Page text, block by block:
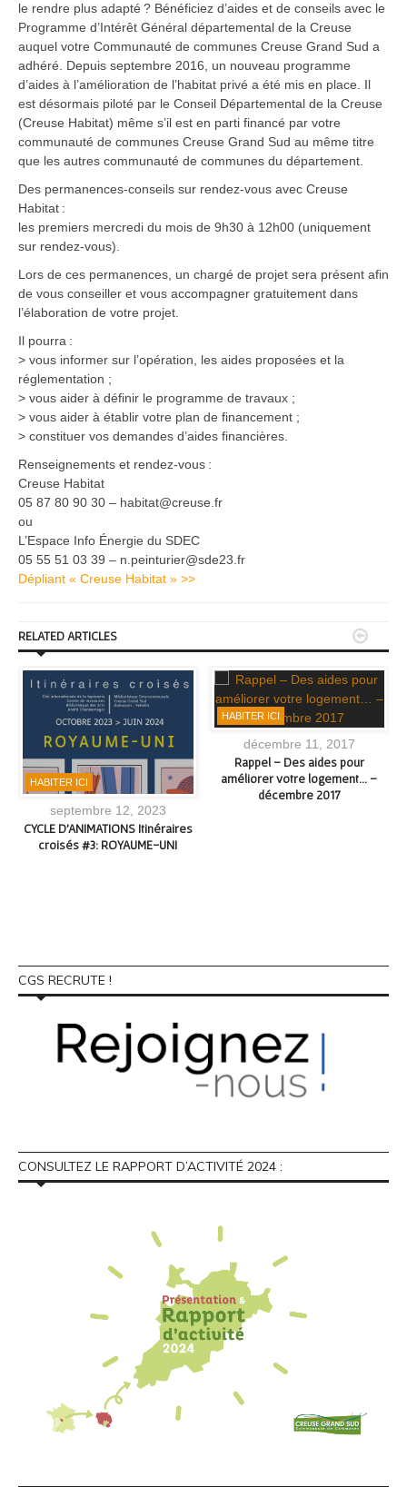
le rendre plus adapté ? Bénéficiez d’aides et de conseils avec le
Programme d’Intérêt Général départemental de la Creuse
auquel votre Communauté de communes Creuse Grand Sud a
adhéré. Depuis septembre 2016, un nouveau programme
d’aides à l’amélioration de l’habitat privé a été mis en place. Il
est désormais piloté par le Conseil Départemental de la Creuse
(Creuse Habitat) même s’il est en parti financé par votre
communauté de communes Creuse Grand Sud au même titre
que les autres communauté de communes du département.
Des permanences-conseils sur rendez-vous avec Creuse
Habitat :
les premiers mercredi du mois de 9h30 à 12h00 (uniquement
sur rendez-vous).
Lors de ces permanences, un chargé de projet sera présent afin
de vous conseiller et vous accompagner gratuitement dans
l’élaboration de votre projet.
Il pourra :
> vous informer sur l’opération, les aides proposées et la
réglementation ;
> vous aider à définir le programme de travaux ;
> vous aider à établir votre plan de financement ;
> constituer vos demandes d’aides financières.
Renseignements et rendez-vous :
Creuse Habitat
05 87 80 90 30 – habitat@creuse.fr
ou
L’Espace Info Énergie du SDEC
05 55 51 03 39 – n.peinturier@sde23.fr
Dépliant « Creuse Habitat » >>
RELATED ARTICLES
HABITER ICI
septembre 12, 2023
CYCLE D’ANIMATIONS Itinéraires
croisés #3: ROYAUME-UNI
HABITER ICI
décembre 11, 2017
Rappel – Des aides pour
améliorer votre logement… –
décembre 2017

CGS RECRUTE !
CONSULTEZ LE RAPPORT D’ACTIVITÉ 2024 :